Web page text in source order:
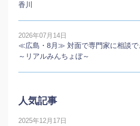
香川
2026年07月14日
≪広島・8月≫ 対面で専門家に相談で
～リアルみんちょぼ～
人気記事
2025年12月17日